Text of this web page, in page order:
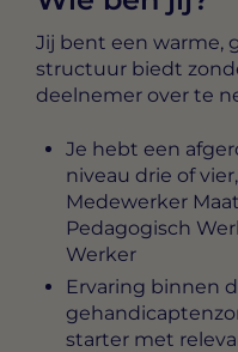
Jij bent een warme,
structuur biedt
deelnemer over te
Je hebt een
niveau drie of
Medewerker
Pedagogisch
Werker
Ervaring binnen
starter met